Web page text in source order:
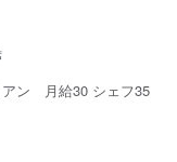
ン 月給30 シェフ35